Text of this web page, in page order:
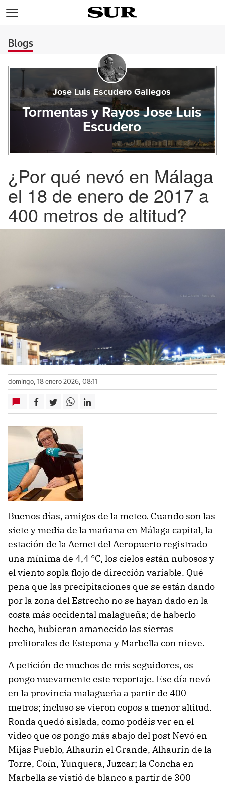
Blogs
Jose Luis Escudero Gallegos
Tormentas y Rayos Jose Luis
Escudero
¿Por qué nevó en Málaga
el 18 de enero de 2017 a
400 metros de altitud?
domingo, 18 enero 2026, 08:11
Buenos días, amigos de la meteo. Cuando son las
siete y media de la mañana en Málaga capital, la
estación de la Aemet del Aeropuerto registrado
una mínima de 4,4 °C, los cielos están nubosos y
el viento sopla flojo de dirección variable. Qué
pena que las precipitaciones que se están dando
por la zona del Estrecho no se hayan dado en la
costa más occidental malagueña; de haberlo
hecho, hubieran amanecido las sierras
prelitorales de Estepona y Marbella con nieve.
A petición de muchos de mis seguidores, os
pongo nuevamente este reportaje. Ese día nevó
en la provincia malagueña a partir de 400
metros; incluso se vieron copos a menor altitud.
Ronda quedó aislada, como podéis ver en el
video que os pongo más abajo del post Nevó en
Mijas Pueblo, Alhaurín el Grande, Alhaurín de la
Torre, Coín, Yunquera, Juzcar; la Concha en
Marbella se vistió de blanco a partir de 300